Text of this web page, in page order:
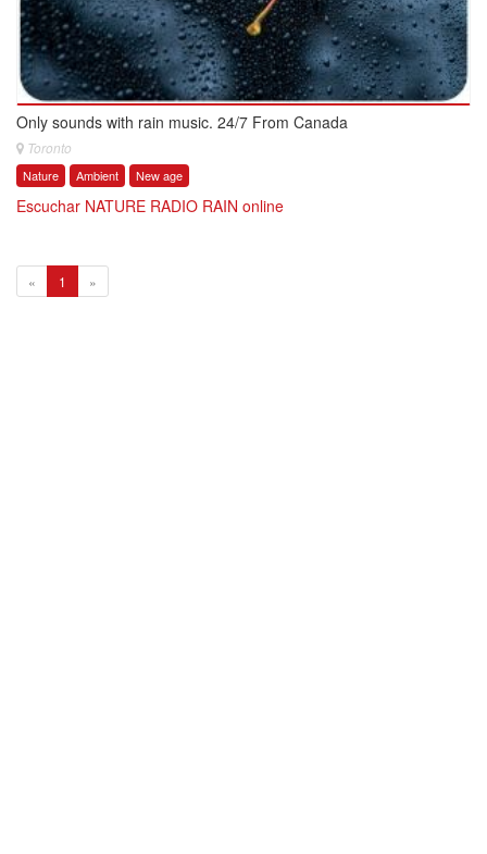
Only sounds with rain music. 24/7 From Canada
Toronto
Nature Ambient New age
Escuchar NATURE RADIO RAIN online
« 1 »